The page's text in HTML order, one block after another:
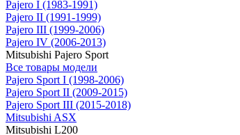
Pajero I (1983-1991)
Pajero II (1991-1999)
Pajero III (1999-2006)
Pajero IV (2006-2013)
Mitsubishi Pajero Sport
Все товары модели
Pajero Sport I (1998-2006)
Pajero Sport II (2009-2015)
Pajero Sport III (2015-2018)
Mitsubishi ASX
Mitsubishi L200